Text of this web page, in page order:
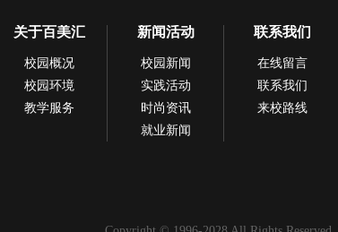
关于百美汇
校园概况
校园环境
教学服务
新闻活动
校园新闻
实践活动
时尚资讯
就业新闻
联系我们
在线留言
联系我们
来校路线